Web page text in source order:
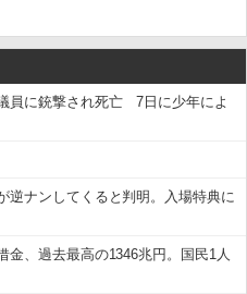
員に銃撃され死亡 7日に少年によ
逆ナンしてくると判明。入場特典に
金、過去最高の1346兆円。国民1人